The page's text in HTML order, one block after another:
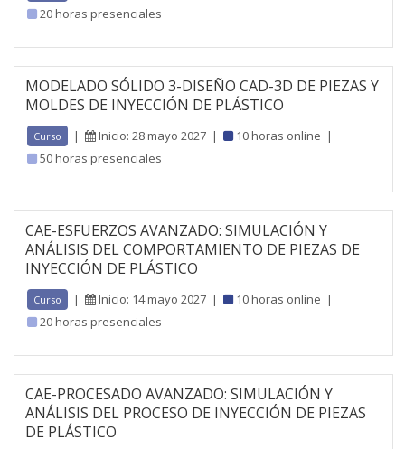
20 horas presenciales
MODELADO SÓLIDO 3-DISEÑO CAD-3D DE PIEZAS Y
MOLDES DE INYECCIÓN DE PLÁSTICO
Curso | Inicio: 28 mayo 2027 | 10 horas online |
50 horas presenciales
CAE-ESFUERZOS AVANZADO: SIMULACIÓN Y
ANÁLISIS DEL COMPORTAMIENTO DE PIEZAS DE
INYECCIÓN DE PLÁSTICO
Curso | Inicio: 14 mayo 2027 | 10 horas online |
20 horas presenciales
CAE-PROCESADO AVANZADO: SIMULACIÓN Y
ANÁLISIS DEL PROCESO DE INYECCIÓN DE PIEZAS
DE PLÁSTICO